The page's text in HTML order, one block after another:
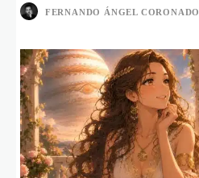
FERNANDO ÁNGEL CORONADO